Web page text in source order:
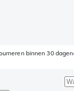
binnen 30 dagen